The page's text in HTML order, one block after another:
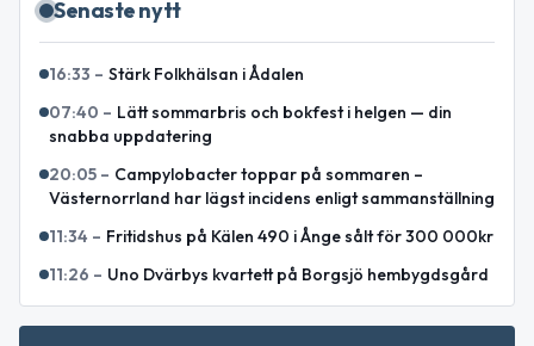
Senaste nytt
16:33 – Stärk Folkhälsan i Ådalen
07:40 – Lätt sommarbris och bokfest i helgen — din
snabba uppdatering
20:05 – Campylobacter toppar på sommaren –
Västernorrland har lägst incidens enligt sammanställning
11:34 – Fritidshus på Kälen 490 i Ånge sålt för 300 000kr
11:26 – Uno Dvärbys kvartett på Borgsjö hembygdsgård